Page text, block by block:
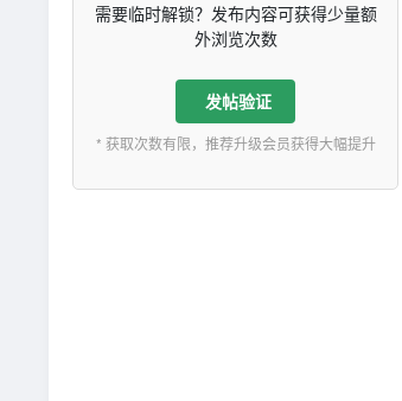
需要临时解锁？发布内容可获得少量额
外浏览次数
发帖验证
* 获取次数有限，推荐升级会员获得大幅提升